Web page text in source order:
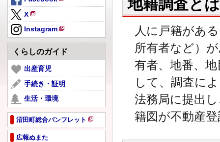
地籍調査とは
人に戸籍があ
所有者など）
有者、地番、
して、調査に
法務局に提出
籍図が不動産
新
ペ
ー
ジ
で
き
ま
X
新
規
ペ
ー
ジ
で
開
き
ま
す
Instagram
新
規
ペ
ジ
で
き
ま
す
くらしのガイド
出産育児
手続き・証明
生活・環境
沼田町総合パンフレット
新
広報ぬまた